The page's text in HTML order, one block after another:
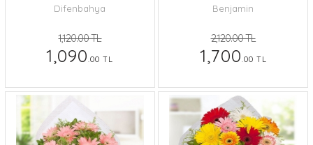
Difenbahya
1,120.00 TL
1,090.00 TL
Benjamin
2,120.00 TL
1,700.00 TL